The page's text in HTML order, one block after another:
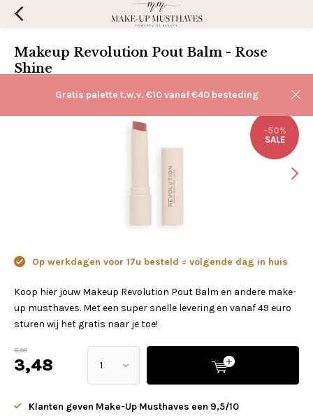
Gratis palette t.w.v. €10 vanaf €40 besteding
Makeup Revolution Pout Balm - Rose
Shine
-50%
SALE
Op werkdagen voor 17u besteld = volgende dag in huis
Koop hier jouw Makeup Revolution Pout Balm en andere make-
up musthaves. Met een super snelle levering en vanaf 49 euro
sturen wij het gratis naar je toe!
6,95
3,48
Klanten geven Make-Up Musthaves een 9,5/10